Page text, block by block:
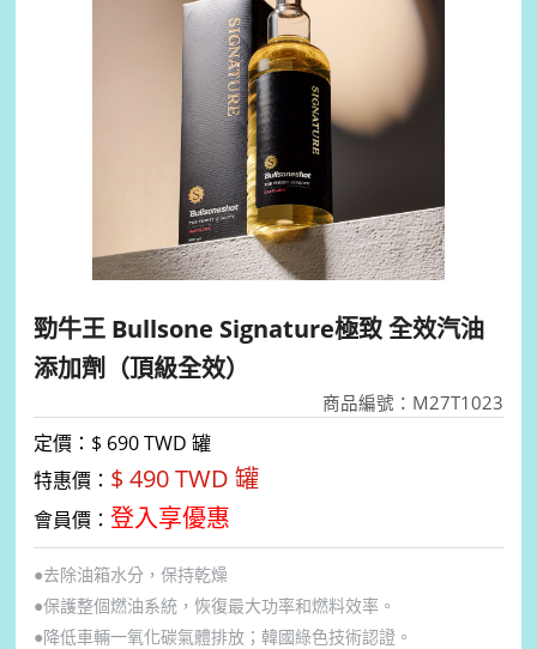
勁牛王 Bullsone Signature極致 全效汽油
添加劑（頂級全效）
商品編號：M27T1023
定價：$ 690 TWD 罐
特惠價： $ 490 TWD 罐
會員價： 登入享優惠
●去除油箱水分，保持乾燥
●保護整個燃油系統，恢復最大功率和燃料效率。
●降低車輛一氧化碳氣體排放；韓國綠色技術認證。